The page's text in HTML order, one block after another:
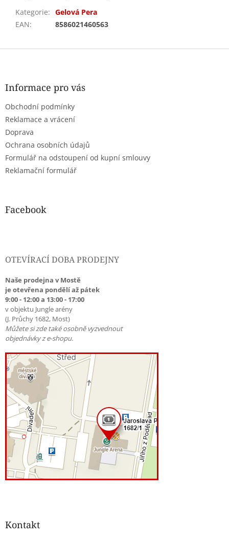
Kategorie: Gelová Pera
EAN: 8586021460563
Z
Informace pro vás
Obchodní podmínky
Reklamace a vrácení
Doprava
Ochrana osobních údajů
Formulář na odstoupení od kupní smlouvy
Reklamační formulář
Facebook
OTEVÍRACÍ DOBA PRODEJNY
Naše prodejna v Mostě
je otevřena pondělí až pátek
9:00 - 12:00 a 13:00 - 17:00
v objektu Jungle arény
(J. Průchy 1682, Most)
Můžete si zde také osobně vyzvednout
objednávky z e-shopu.
Kontakt